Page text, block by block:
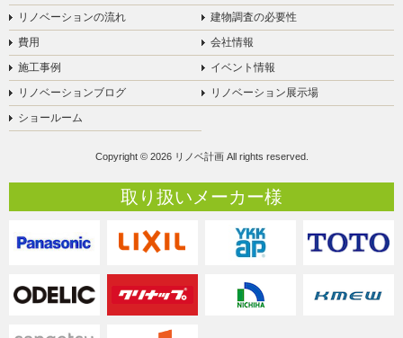
リノベーションの流れ
建物調査の必要性
費用
会社情報
施工事例
イベント情報
リノベーションブログ
リノベーション展示場
ショールーム
Copyright © 2026 リノベ計画 All rights reserved.
取り扱いメーカー様